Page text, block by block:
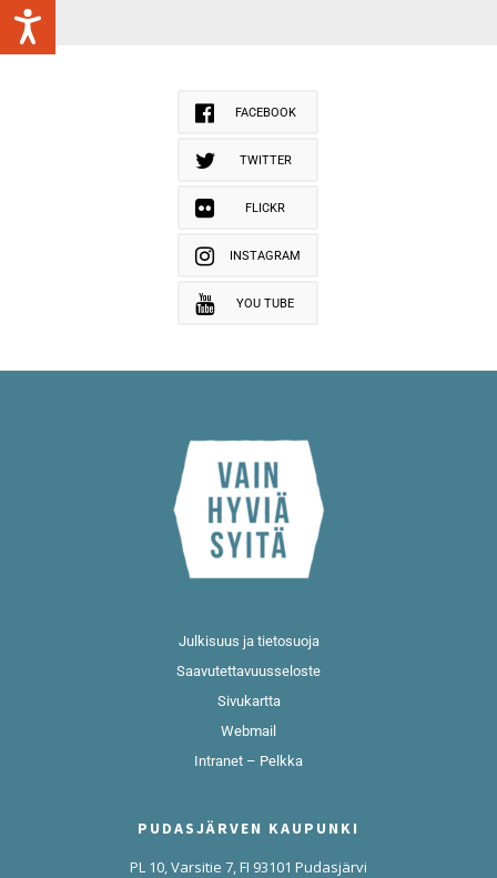
FACEBOOK
TWITTER
FLICKR
INSTAGRAM
YOU TUBE
Julkisuus ja tietosuoja
Saavutettavuusseloste
Sivukartta
Webmail
Intranet – Pelkka
PUDASJÄRVEN KAUPUNKI
PL 10, Varsitie 7, FI 93101 Pudasjärvi